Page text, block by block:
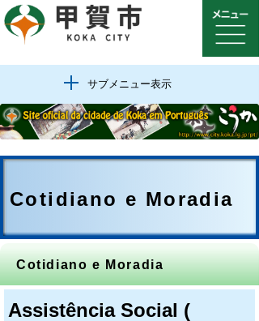
サブメニュー表示
Cotidiano e Moradia
Cotidiano e Moradia
Assistência Social (